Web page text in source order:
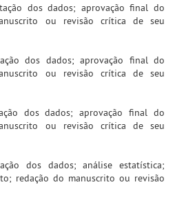
dos dados; aprovação final do
ou revisão crítica de seu
dos dados; aprovação final do
ou revisão crítica de seu
dos dados; aprovação final do
ou revisão crítica de seu
dos dados; análise estatística;
redação do manuscrito ou revisão